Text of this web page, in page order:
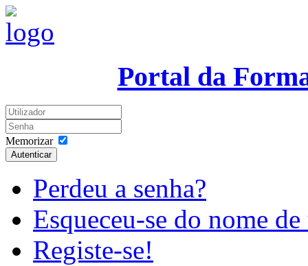
Portal da
Memorizar
Autenticar
Perdeu a senha?
Esqueceu-se do nome
Registe-se!